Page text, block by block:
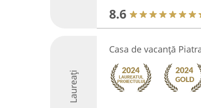
8.6
Laureați
Casa de vacanță